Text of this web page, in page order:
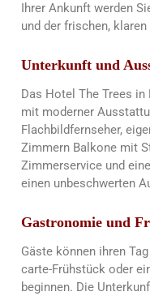
Ihrer Ankunft werden
und der frischen,
Unterkunft und
Das Hotel The Trees
mit moderner
Flachbildfernseher,
Zimmern Balkone mit
Zimmerservice und
einen unbeschwerten
Gastronomie und
Gäste können ihren
carte-Frühstück oder
beginnen. Die